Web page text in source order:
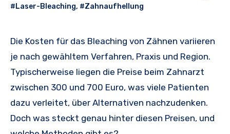
#Laser-Bleaching, #Zahnaufhellung
Die Kosten für das Bleaching von Zähnen variieren
je nach gewähltem Verfahren, Praxis und Region.
Typischerweise liegen die Preise beim Zahnarzt
zwischen 300 und 700 Euro, was viele Patienten
dazu verleitet, über Alternativen nachzudenken.
Doch was steckt genau hinter diesen Preisen, und